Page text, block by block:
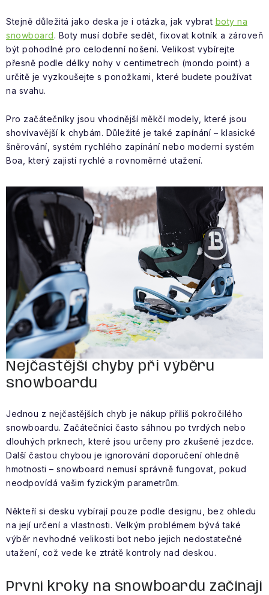
Stejně důležitá jako deska je i otázka, jak vybrat boty na
snowboard. Boty musí dobře sedět, fixovat kotník a zároveň
být pohodlné pro celodenní nošení. Velikost vybírejte
přesně podle délky nohy v centimetrech (mondo point) a
určitě je vyzkoušejte s ponožkami, které budete používat
na svahu.
Pro začátečníky jsou vhodnější měkčí modely, které jsou
shovívavější k chybám. Důležité je také zapínání – klasické
šněrování, systém rychlého zapínání nebo moderní systém
Boa, který zajistí rychlé a rovnoměrné utažení.
Nejčastější chyby při výběru
snowboardu
Jednou z nejčastějších chyb je nákup příliš pokročilého
snowboardu. Začátečníci často sáhnou po tvrdých nebo
dlouhých prknech, které jsou určeny pro zkušené jezdce.
Další častou chybou je ignorování doporučení ohledně
hmotnosti – snowboard nemusí správně fungovat, pokud
neodpovídá vašim fyzickým parametrům.
Někteří si desku vybírají pouze podle designu, bez ohledu
na její určení a vlastnosti. Velkým problémem bývá také
výběr nevhodné velikosti bot nebo jejich nedostatečné
utažení, což vede ke ztrátě kontroly nad deskou.
První kroky na snowboardu začínají